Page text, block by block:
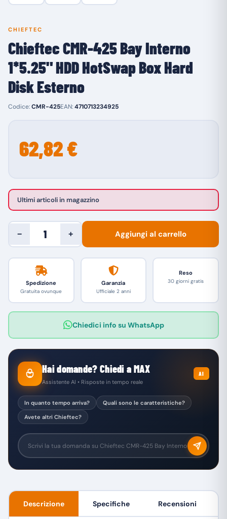
CHIEFTEC
Chieftec CMR-425 Bay Interno
1*5.25" HDD HotSwap Box Hard
Disk Esterno
Codice:CMR-425EAN:4710713234925
62,82 €
Ultimi articoli in magazzino
− + Aggiungi al carrello
Spedizione
Gratuita ovunque
Garanzia
Ufficiale 2 anni
Reso
30 giorni gratis
Chiedici info su WhatsApp
Hai domande? Chiedi a MAX
Assistente AI • Risposte in tempo reale
AI
In quanto tempo arriva?
Quali sono le caratteristiche?
Avete altri Chieftec?
Descrizione Specifiche Recensioni